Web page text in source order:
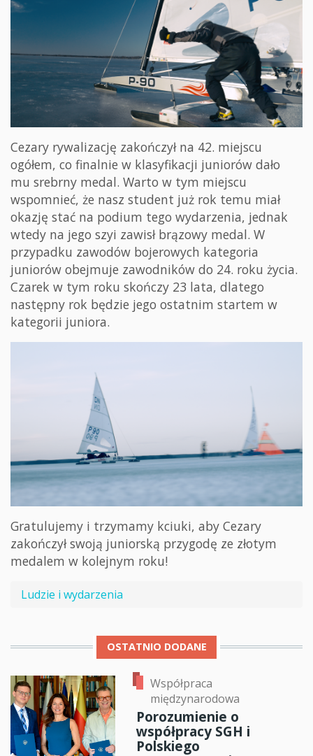
Cezary rywalizację zakończył na 42. miejscu
ogółem, co finalnie w klasyfikacji juniorów dało
mu srebrny medal. Warto w tym miejscu
wspomnieć, że nasz student już rok temu miał
okazję stać na podium tego wydarzenia, jednak
wtedy na jego szyi zawisł brązowy medal. W
przypadku zawodów bojerowych kategoria
juniorów obejmuje zawodników do 24. roku życia.
Czarek w tym roku skończy 23 lata, dlatego
następny rok będzie jego ostatnim startem w
kategorii juniora.
Gratulujemy i trzymamy kciuki, aby Cezary
zakończył swoją juniorską przygodę ze złotym
medalem w kolejnym roku!
Ludzie i wydarzenia
OSTATNIO DODANE
Współpraca
międzynarodowa
Porozumienie o
współpracy SGH i
Polskiego